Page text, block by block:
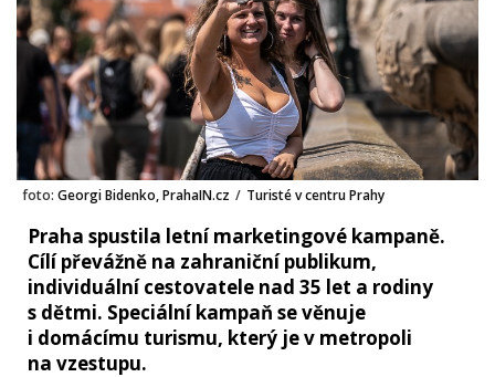
foto: Georgi Bidenko, PrahaIN.cz / Turisté v centru Prahy
Praha spustila letní marketingové kampaně.
Cílí převážně na zahraniční publikum,
individuální cestovatele nad 35 let a rodiny
s dětmi. Speciální kampaň se věnuje
i domácímu turismu, který je v metropoli
na vzestupu.